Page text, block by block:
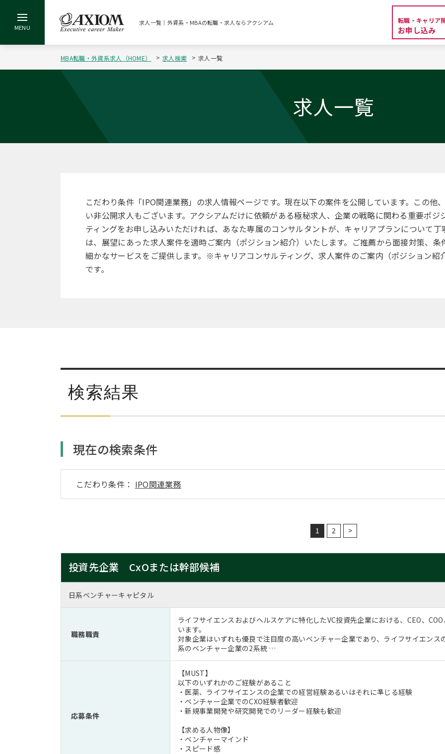
求人一覧｜外資系・MBAの転職・求人ならアクシアム 転職・キャリア
お申し込み
MBA転職・外資系求人（HOME） 求人検索 求人一覧
求人一覧
こだわり条件「IPO関連業務」の求人情報ページです。現在以下の案件を公開しています。この他
い非公開求人もございます。アクシアムだけに依頼がある極秘求人、企業の戦略に関わる重要ポジ
ティングをお申し込みいただければ、あなた専属のコンサルタントが、キャリアプランについて
は、展望にあった求人案件を適時ご案内（ポジション紹介）いたします。ご推薦から面接対策、
細かなサービスをご提供します。※キャリアコンサルティング、求人案件のご案内（ポジション紹
です。
検索結果
現在の検索条件
こだわり条件： IPO関連業務
1 2 >
投資先企業 CxOまたは幹部候補
日系ベンチャーキャピタル
職務職責
ライフサイエンスおよびヘルスケアに特化したVC投資先企業における、CEO、
います。
対象企業はいずれも優良で注目度の高いベンチャー企業であり、ライフサイエン
系のベンチャー企業の2系統 …
応募条件
【MUST】
以下のいずれかのご経験があること
・医薬、ライフサイエンスの企業での経営経験あるいはそれに準じる経験
・ベンチャー企業でのCXO経験者歓迎
・新規事業開発や研究開発でのリーダー経験も歓迎
【求める人物像】
・ベンチャーマインド
・スピード感